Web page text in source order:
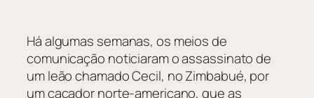
Há algumas semanas, os meios de
comunicação noticiaram o assassinato de
um leão chamado Cecil, no Zimbabué, por
um caçador norte-americano, que as